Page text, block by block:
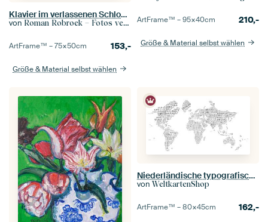
Klavier im verlassenen Schloss.
von Roman Robroek – Fotos verlassener Gebäude
ArtFrame™ –75×50cm 153,-
Größe & Material selbst wählen
ArtFrame™ –95×40cm 210,-
Größe & Material selbst wählen
Niederländische typografische Weltkarte
von WeltkartenShop
ArtFrame™ –80×45cm 162,-